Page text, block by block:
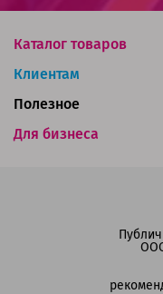
Каталог товаров
Клиентам
Для бизнеса
Полезное